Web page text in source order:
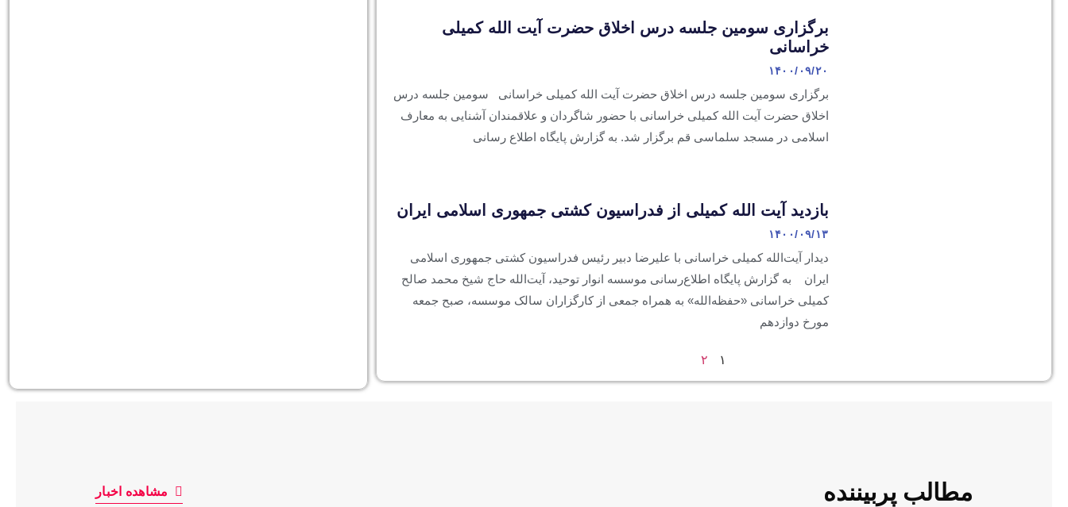
برگزاری سومین جلسه درس اخلاق حضرت آیت الله کمیلی
خراسانی
۱۴۰۰/۰۹/۲۰
برگزاری سومین جلسه درس اخلاق حضرت آیت الله کمیلی خراسانی سومین جلسه درس
اخلاق حضرت آیت الله کمیلی خراسانی با حضور شاگردان و علاقمندان آشنایی به معارف
اسلامی در مسجد سلماسی قم برگزار شد. به گزارش پایگاه اطلاع رسانی
بازدید آیت‌ الله کمیلی از فدراسیون کشتی جمهوری اسلامی ایران
۱۴۰۰/۰۹/۱۳
دیدار آیت‌الله کمیلی خراسانی با علیرضا دبیر رئیس فدراسیون کشتی جمهوری اسلامی
ایران به گزارش پایگاه اطلاع‌رسانی موسسه انوار توحید، آیت‌الله حاج شیخ محمد صالح
کمیلی خراسانی «حفظه‌الله» به همراه جمعی از کارگزاران سالک موسسه، صبح جمعه
مورخ دوازدهم
۱ ۲
مطالب پربیننده مشاهده اخبار